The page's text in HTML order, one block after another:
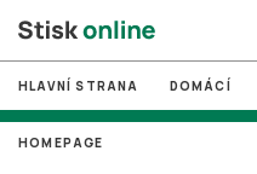
# MUNI
HLAVNÍ STRANA DOMÁCÍ
HOMEPAGE